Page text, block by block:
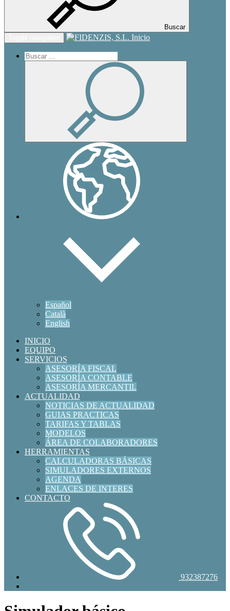
Buscar
Inicio
Español
Català
English
INICIO
EQUIPO
SERVICIOS
ASESORÍA FISCAL
ASESORÍA CONTABLE
ASESORÍA MERCANTIL
ACTUALIDAD
NOTICIAS DE ACTUALIDAD
GUIAS PRACTICAS
TARIFAS Y TABLAS
MODELOS
ÁREA DE COLABORADORES
HERRAMIENTAS
CALCULADORAS BÁSICAS
SIMULADORES EXTERNOS
AGENDA
ENLACES DE INTERES
CONTACTO
932387276